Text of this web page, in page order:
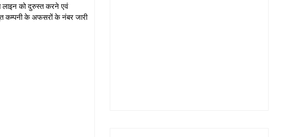
लाइन को दुरुस्त करने एवं
कम्पनी के अफसरों के नंबर जारी